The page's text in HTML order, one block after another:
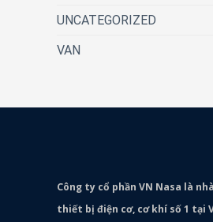
UNCATEGORIZED
VAN
Công ty cổ phần VN Nasa là
thiết bị điện cơ, cơ khí số 1 tại